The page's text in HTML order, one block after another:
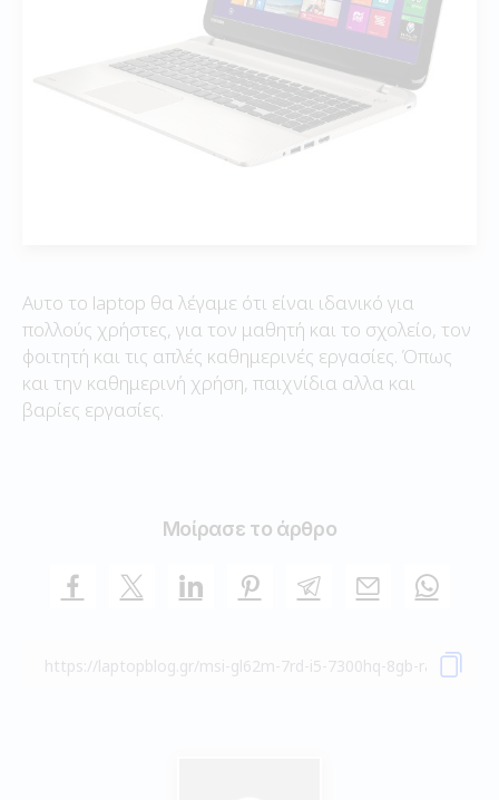
Αυτο το laptop θα λέγαμε ότι είναι ιδανικό για
πολλούς χρήστες, για τον μαθητή και το σχολείο, τον
φοιτητή και τις απλές καθημερινές εργασίες. Όπως
και την καθημερινή χρήση, παιχνίδια αλλα και
βαρίες εργασίες.
Μοίρασε το άρθρο